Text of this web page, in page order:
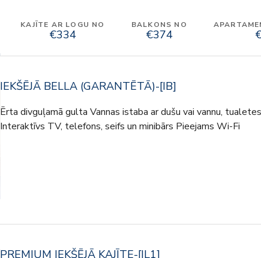
KAJĪTE AR LOGU NO
€334
BALKONS NO
€374
IEKŠĒJĀ BELLA (GARANTĒTĀ)-[IB]
Ērta divguļamā gulta Vannas istaba ar dušu vai vannu,
Interaktīvs TV, telefons, seifs un minibārs Pieejams Wi-Fi
PREMIUM IEKŠĒJĀ KAJĪTE-[IL1]